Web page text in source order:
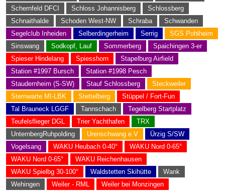
Schernfeld DFCI
Schloss Johannisberg
Schlossberg
Schnaithalde
Schoden West-NW Schraba
Schwanden
Segelclub Inheiden
Selberdingerheim Serrig
SGS Pohlheim
Sinswang
Sodkopf, Lauf Sommerberg
Spaichingen 3-er
Spieser Hindelang
Spiesshorn
Stapelburg Airfield
Station #1997 Bursch
Station #1998 Pesch
Staudernheim (S-SW)
Stauf Schlossberg
Steckweiler
Sternwarte MI-LBK
Stettelberg
Stüppel / Fort-Fun
Tal Brauneck LGGF
Tannschach
Tegelberg Startplatz
Teufelsflieger DGL
Trier Yachthafen
TRX
UnternbergRuhpolding
Urenschwang e.V
Ürzig S/SW
Vogelsang
WAKU Heubach 0-40°
WAKU Nord 0-65°
WAKU Nord 0-65°
WAKU Reichenhausen
WAKU Spielbg 30-100°
Waldstetten Skihütte
Wank
Wehingen
Weiler - RML Weiler bei Monzingen